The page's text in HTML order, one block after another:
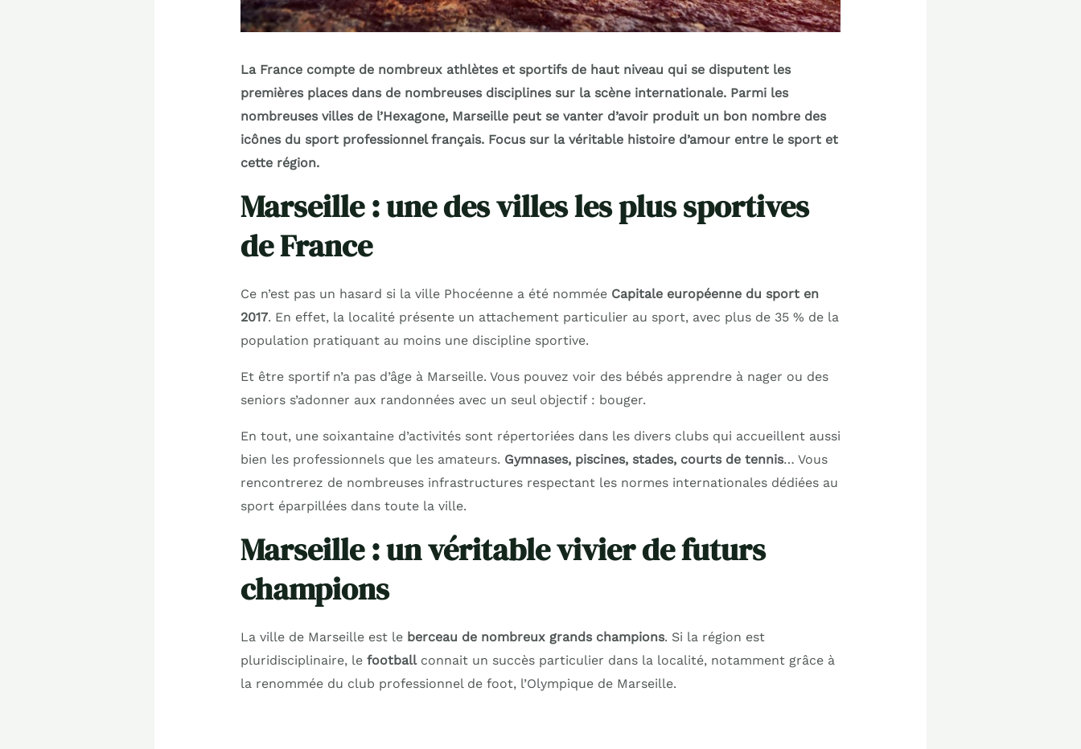
La France compte de nombreux athlètes et sportifs de haut niveau qui se disputent les
premières places dans de nombreuses disciplines sur la scène internationale. Parmi les
nombreuses villes de l’Hexagone, Marseille peut se vanter d’avoir produit un bon nombre des
icônes du sport professionnel français. Focus sur la véritable histoire d’amour entre le sport et
cette région.
Marseille : une des villes les plus sportives
de France
Ce n’est pas un hasard si la ville Phocéenne a été nommée Capitale européenne du sport en
2017. En effet, la localité présente un attachement particulier au sport, avec plus de 35 % de la
population pratiquant au moins une discipline sportive.
Et être sportif n’a pas d’âge à Marseille. Vous pouvez voir des bébés apprendre à nager ou des
seniors s’adonner aux randonnées avec un seul objectif : bouger.
En tout, une soixantaine d’activités sont répertoriées dans les divers clubs qui accueillent aussi
bien les professionnels que les amateurs. Gymnases, piscines, stades, courts de tennis… Vous
rencontrerez de nombreuses infrastructures respectant les normes internationales dédiées au
sport éparpillées dans toute la ville.
Marseille : un véritable vivier de futurs
champions
La ville de Marseille est le berceau de nombreux grands champions. Si la région est
pluridisciplinaire, le footballconnait un succès particulier dans la localité, notamment grâce à
la renommée du club professionnel de foot, l’Olympique de Marseille.